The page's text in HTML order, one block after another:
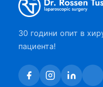
30 години опит в
пациента!